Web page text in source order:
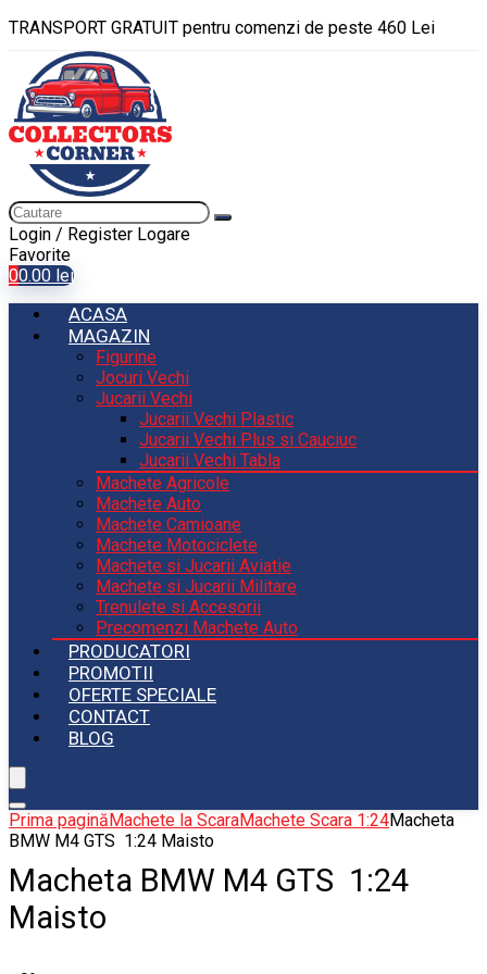
TRANSPORT GRATUIT pentru comenzi de peste 460 Lei
Login / Register Logare
Favorite
00.00 lei
ACASA
MAGAZIN
Figurine
Jocuri Vechi
Jucarii Vechi
Jucarii Vechi Plastic
Jucarii Vechi Plus si Cauciuc
Jucarii Vechi Tabla
Machete Agricole
Machete Auto
Machete Camioane
Machete Motociclete
Machete si Jucarii Aviatie
Machete si Jucarii Militare
Trenulete si Accesorii
Precomenzi Machete Auto
PRODUCATORI
PROMOTII
OFERTE SPECIALE
CONTACT
BLOG
Prima paginăMachete la ScaraMachete Scara 1:24Macheta
BMW M4 GTS 1:24 Maisto
Macheta BMW M4 GTS 1:24
Maisto